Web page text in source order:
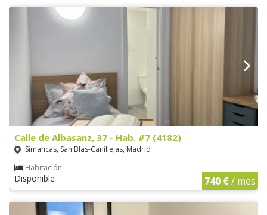
Calle de Albasanz, 37 - Hab. #7 (4182)
Simancas, San Blas-Canillejas, Madrid
Habitación
Disponible 740 €/ mes